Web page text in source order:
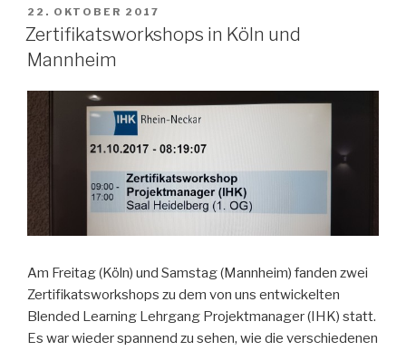
VERÖFFENTLICHT
AM
22. OKTOBER 2017
Zertifikatsworkshops in Köln und
Mannheim
Am Freitag (Köln) und Samstag (Mannheim) fanden zwei
Zertifikatsworkshops zu dem von uns entwickelten
Blended Learning Lehrgang Projektmanager (IHK) statt.
Es war wieder spannend zu sehen, wie die verschiedenen